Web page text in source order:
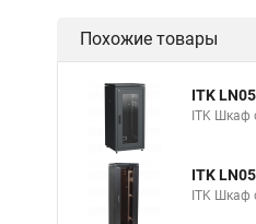
Похожие товары
ITK
ITK Шкаф
ITK
ITK Шкаф